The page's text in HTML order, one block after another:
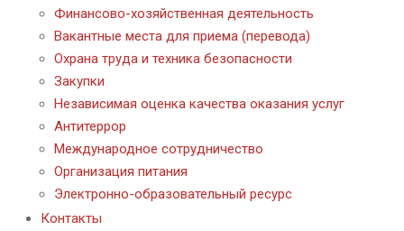
Финансово-хозяйственная деятельность
Вакантные места для приема (перевода)
Охрана труда и техника безопасности
Закупки
Независимая оценка качества оказания услуг
Антитеррор
Международное сотрудничество
Организация питания
Электронно-образовательный ресурс
Контакты